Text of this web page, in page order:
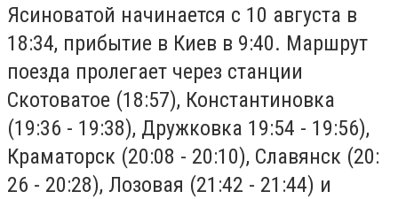
Ясиноватой начинается с 10 августа в
18:34, прибытие в Киев в 9:40. Маршрут
поезда пролегает через станции
Скотоватое (18:57), Константиновка
(19:36 - 19:38), Дружковка 19:54 - 19:56),
Краматорск (20:08 - 20:10), Славянск (20:
26 - 20:28), Лозовая (21:42 - 21:44) и